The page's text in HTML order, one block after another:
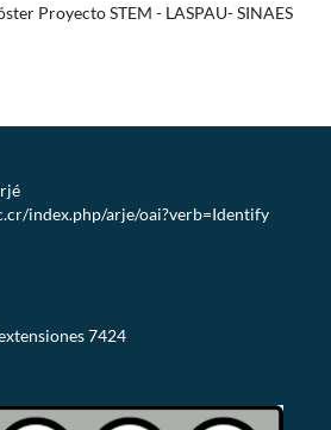
Proyecto STEM - LASPAU- SINAES
index.php/arje/oai?verb=Identify
7424